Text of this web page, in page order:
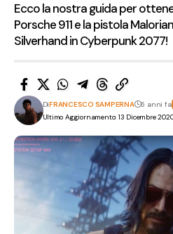
Ecco la nostra guida per
Porsche 911 e la pistola
Silverhand in Cyberpunk 2077!
Ultimo Aggiornamento: 13 Dicembre
DiFRANCESCO SAMPERNA 6 anni fa